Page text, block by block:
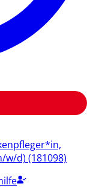
w/d) (181098)